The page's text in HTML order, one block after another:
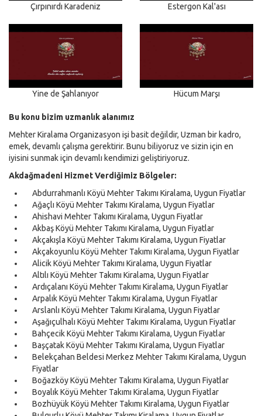
Çırpınırdı Karadeniz Estergon Kal'ası
Yine de Şahlanıyor Hücum Marşı
Bu konu bizim uzmanlık alanımız
Mehter Kiralama Organizasyon işi basit değildir, Uzman bir kadro,
emek, devamlı çalışma gerektirir. Bunu biliyoruz ve sizin için en
iyisini sunmak için devamlı kendimizi geliştiriyoruz.
Akdağmadeni Hizmet Verdiğimiz Bölgeler:
Abdurrahmanlı Köyü Mehter Takımı Kiralama, Uygun Fiyatlar
Ağaçlı Köyü Mehter Takımı Kiralama, Uygun Fiyatlar
Ahishavi Mehter Takımı Kiralama, Uygun Fiyatlar
Akbaş Köyü Mehter Takımı Kiralama, Uygun Fiyatlar
Akçakışla Köyü Mehter Takımı Kiralama, Uygun Fiyatlar
Akçakoyunlu Köyü Mehter Takımı Kiralama, Uygun Fiyatlar
Alicik Köyü Mehter Takımı Kiralama, Uygun Fiyatlar
Altılı Köyü Mehter Takımı Kiralama, Uygun Fiyatlar
Ardıçalanı Köyü Mehter Takımı Kiralama, Uygun Fiyatlar
Arpalık Köyü Mehter Takımı Kiralama, Uygun Fiyatlar
Arslanlı Köyü Mehter Takımı Kiralama, Uygun Fiyatlar
Aşağıçulhalı Köyü Mehter Takımı Kiralama, Uygun Fiyatlar
Bahçecik Köyü Mehter Takımı Kiralama, Uygun Fiyatlar
Başçatak Köyü Mehter Takımı Kiralama, Uygun Fiyatlar
Belekçahan Beldesi Merkez Mehter Takımı Kiralama, Uygun
Fiyatlar
Boğazköy Köyü Mehter Takımı Kiralama, Uygun Fiyatlar
Boyalık Köyü Mehter Takımı Kiralama, Uygun Fiyatlar
Bozhüyük Köyü Mehter Takımı Kiralama, Uygun Fiyatlar